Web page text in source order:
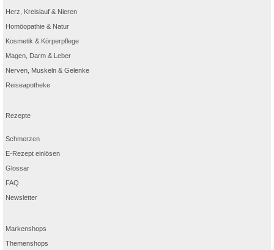
Herz, Kreislauf & Nieren
Homöopathie & Natur
Kosmetik & Körperpflege
Magen, Darm & Leber
Nerven, Muskeln & Gelenke
Reiseapotheke
Rezepte
Schmerzen
E-Rezept einlösen
Glossar
FAQ
Newsletter
Markenshops
Themenshops